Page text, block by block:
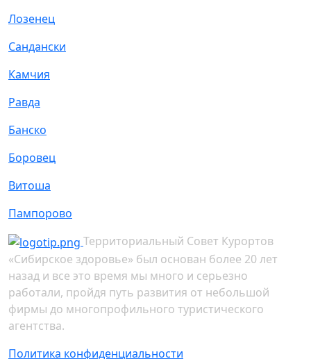
Лозенец
Сандански
Камчия
Равда
Банско
Боровец
Витоша
Пампорово
Территориальный Совет Курортов
«Сибирское здоровье» был основан более 20 лет
назад и все это время мы много и серьезно
работали, пройдя путь развития от небольшой
фирмы до многопрофильного туристического
агентства.
Политика конфиденциальности